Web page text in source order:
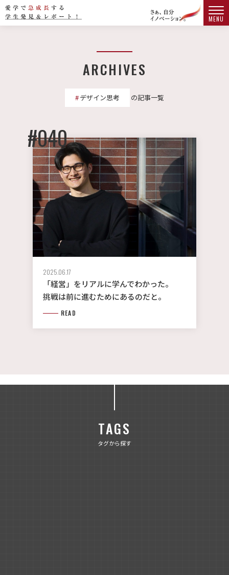
MENU
ARCHIVES
デザイン思考 の記事一覧
#040
2025.06.17
「経営」をリアルに学んでわかった。
挑戦は前に進むためにあるのだと。
READ
TAGS
タグから探す